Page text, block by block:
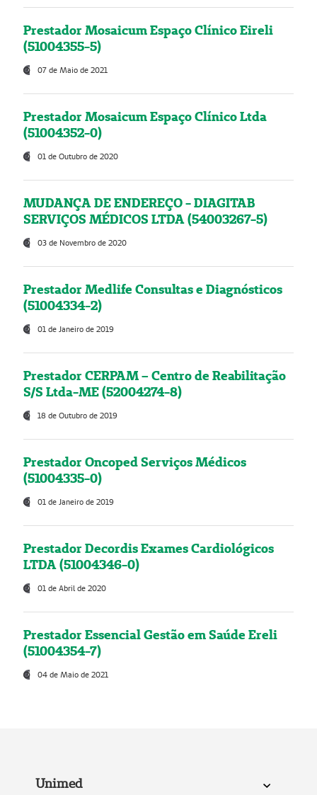
Prestador Mosaicum Espaço Clínico Eireli
(51004355-5)
07 de Maio de 2021
Prestador Mosaicum Espaço Clínico Ltda
(51004352-0)
01 de Outubro de 2020
MUDANÇA DE ENDEREÇO - DIAGITAB
SERVIÇOS MÉDICOS LTDA (54003267-5)
03 de Novembro de 2020
Prestador Medlife Consultas e Diagnósticos
(51004334-2)
01 de Janeiro de 2019
Prestador CERPAM – Centro de Reabilitação
S/S Ltda-ME (52004274-8)
18 de Outubro de 2019
Prestador Oncoped Serviços Médicos
(51004335-0)
01 de Janeiro de 2019
Prestador Decordis Exames Cardiológicos
LTDA (51004346-0)
01 de Abril de 2020
Prestador Essencial Gestão em Saúde Ereli
(51004354-7)
04 de Maio de 2021
Unimed